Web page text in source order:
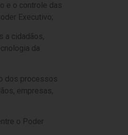
e o controle das
Executivo;
a cidadãos,
da
dos processos
empresas,
o Poder